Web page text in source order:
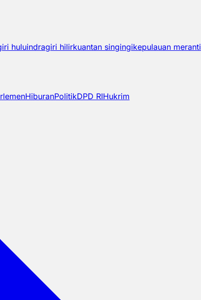
huluindragiri hilirkuantan singingikepulauan meranti
HiburanPolitikDPD RIHukrim